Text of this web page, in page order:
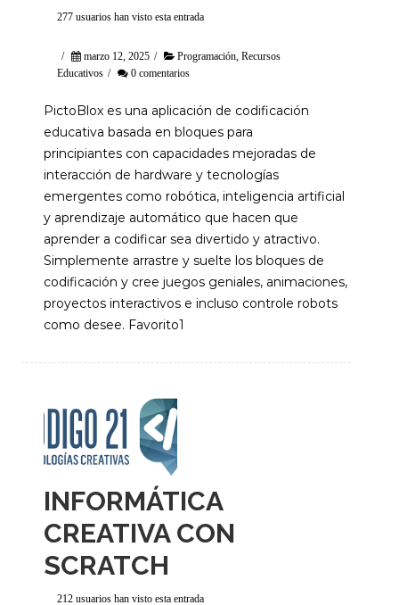
277 usuarios han visto esta entrada
/ marzo 12, 2025 / Programación Recursos
Educativos / 0 comentarios
PictoBlox es una aplicación de codificación
educativa basada en bloques para
principiantes con capacidades mejoradas de
interacción de hardware y tecnologías
emergentes como robótica, inteligencia artificial
y aprendizaje automático que hacen que
aprender a codificar sea divertido y atractivo.
Simplemente arrastre y suelte los bloques de
codificación y cree juegos geniales, animaciones,
proyectos interactivos e incluso controle robots
como desee. Favorito1
INFORMÁTICA
CREATIVA CON
SCRATCH
212 usuarios han visto esta entrada